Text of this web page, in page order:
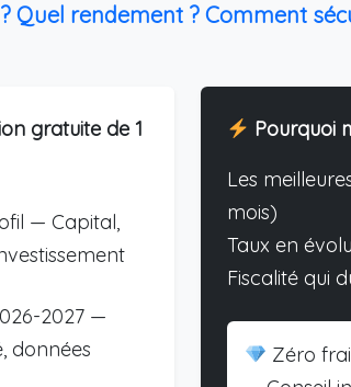
Quel rendement ? Comment
gratuite de 1
— Capital,
2027 —
données
Pourquoi
Les
mois)
Taux en
Fiscalité qui
Zéro